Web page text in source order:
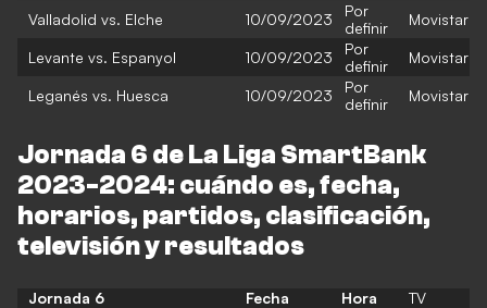
Valladolid vs. Elche 10/09/2023
Por
definir
Movistar
Levante vs. Espanyol 10/09/2023
Por
definir
Movistar
Leganés vs. Huesca 10/09/2023
Por
definir
Movistar
Jornada 6 de La Liga SmartBank
2023-2024: cuándo es, fecha,
horarios, partidos, clasificación,
televisión y resultados
Jornada 6 Fecha Hora
TV